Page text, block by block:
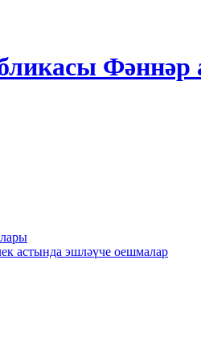
Фәннәр
астында эшләүче оешмалар